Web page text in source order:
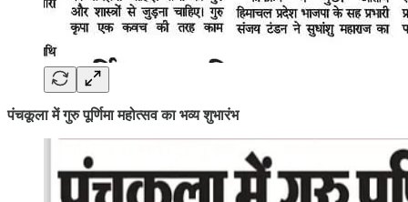
पंचकूला में गुरु पूर्णिमा महोत्सव का भव्य शुभारंभ